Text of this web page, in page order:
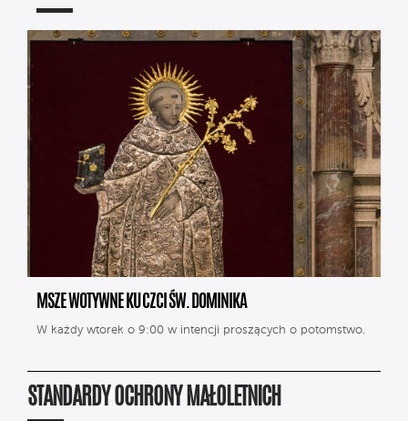
MSZE WOTYWNE KU CZCI ŚW. DOMINIKA
W każdy wtorek o 9:00 w intencji proszących o potomstwo.
STANDARDY OCHRONY MAŁOLETNICH